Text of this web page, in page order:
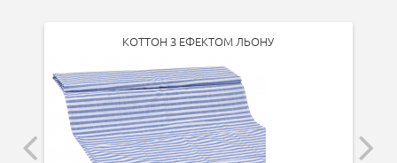
КОТТОН З ЕФЕКТОМ ЛЬОНУ